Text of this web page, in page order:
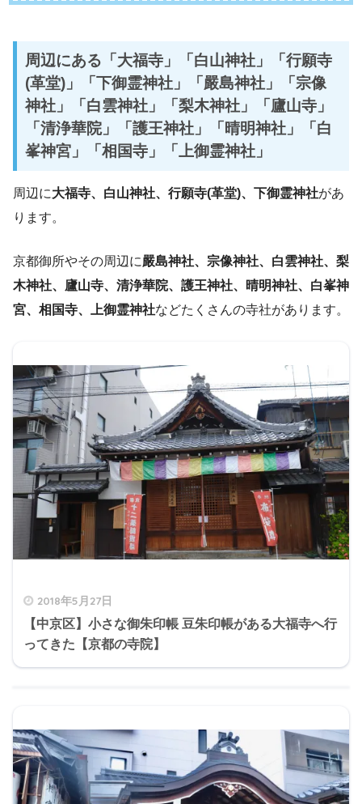
周辺にある「大福寺」「白山神社」「行願寺
(革堂)」「下御霊神社」「嚴島神社」「宗像
神社」「白雲神社」「梨木神社」「廬山寺」
「清浄華院」「護王神社」「晴明神社」「白
峯神宮」「相国寺」「上御霊神社」
周辺に大福寺、白山神社、行願寺(革堂)、下御霊神社があ
ります。
京都御所やその周辺に嚴島神社、宗像神社、白雲神社、梨
木神社、廬山寺、清浄華院、護王神社、晴明神社、白峯神
宮、相国寺、上御霊神社などたくさんの寺社があります。
2018年5月27日
【中京区】小さな御朱印帳 豆朱印帳がある大福寺へ行
ってきた【京都の寺院】